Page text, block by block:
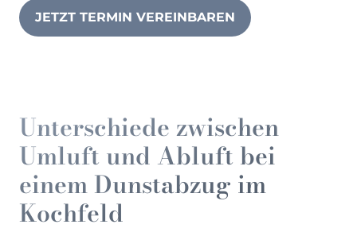
JETZT TERMIN VEREINBAREN
Unterschiede zwischen
Umluft und Abluft bei
einem Dunstabzug im
Kochfeld